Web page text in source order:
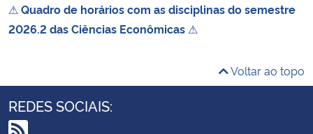
⚠ Quadro de horários com as disciplinas do semestre
2026.2 das Ciências Econômicas ⚠
Voltar ao topo
REDES SOCIAIS: